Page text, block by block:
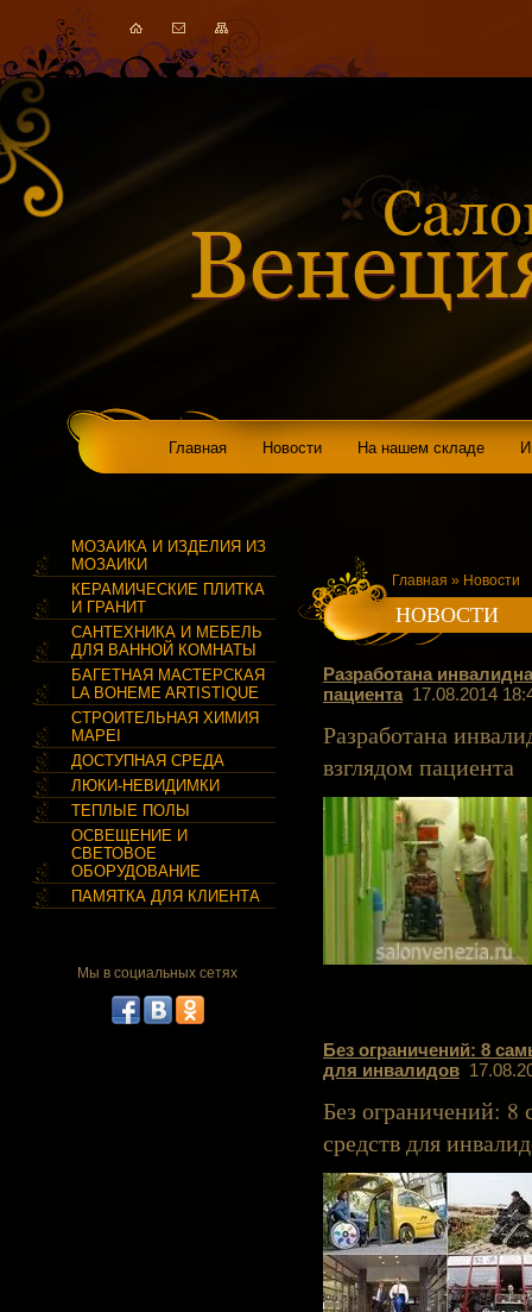
Главная Новости На нашем складе
Главная » Новости
НОВОСТИ
Разработана
пациента 17.08.2014
Разработана
взглядом пациента
Без ограничений: 8
для инвалидов
Без ограничений:
средств для
МОЗАИКА И ИЗДЕЛИЯ ИЗ
МОЗАИКИ
КЕРАМИЧЕСКИЕ ПЛИТКА
И ГРАНИТ
САНТЕХНИКА И МЕБЕЛЬ
ДЛЯ ВАННОЙ КОМНАТЫ
БАГЕТНАЯ МАСТЕРСКАЯ
LA BOHEME ARTISTIQUE
СТРОИТЕЛЬНАЯ ХИМИЯ
MAPEI
ДОСТУПНАЯ СРЕДА
ЛЮКИ-НЕВИДИМКИ
ТЕПЛЫЕ ПОЛЫ
ОСВЕЩЕНИЕ И
СВЕТОВОЕ
ОБОРУДОВАНИЕ
ПАМЯТКА ДЛЯ КЛИЕНТА
Мы в социальных сетях